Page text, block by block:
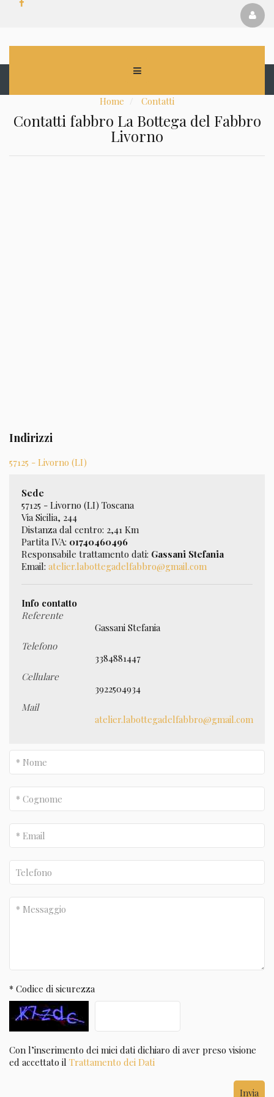
Home Contatti
Contatti fabbro La Bottega del Fabbro
Livorno
Indirizzi
57125 - Livorno (LI)
Sede
57125 - Livorno (LI) Toscana
Via Sicilia, 244
Distanza dal centro: 2,41 Km
Partita IVA: 01740460496
Responsabile trattamento dati: Gassani Stefania
Email: atelier.labottegadelfabbro@gmail.com
Info contatto
Referente
Gassani Stefania
Telefono
3384881447
Cellulare
3922504934
Mail
atelier.labottegadelfabbro@gmail.com
* Codice di sicurezza
Con l’inserimento dei miei dati dichiaro di aver preso visione
ed accettato il Trattamento dei Dati
Invia